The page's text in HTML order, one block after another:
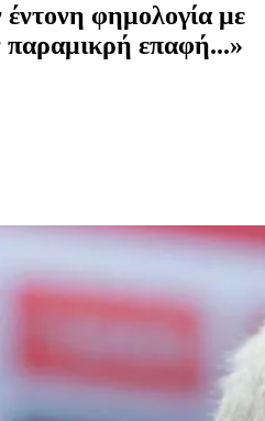
φημολογία με
παραμικρή επαφή...»